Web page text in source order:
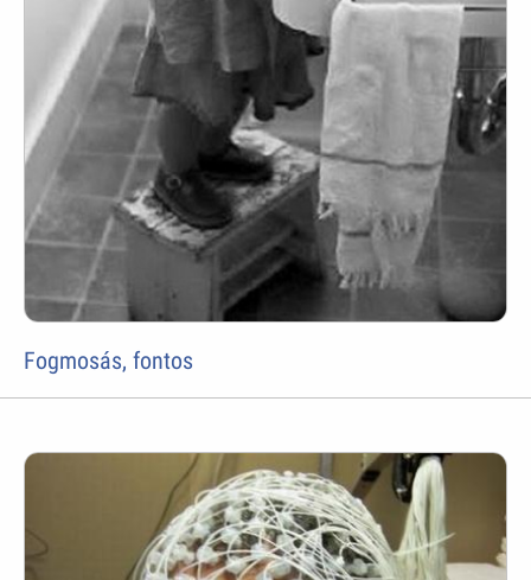
Fogmosás, fontos